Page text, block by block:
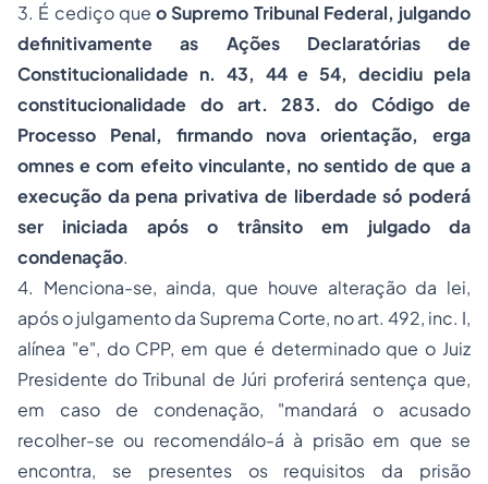
3. É cediço que o Supremo Tribunal Federal, julgando
definitivamente as Ações Declaratórias de
Constitucionalidade n. 43, 44 e 54, decidiu pela
constitucionalidade do art. 283. do Código de
Processo Penal, firmando nova orientação, erga
omnes e com efeito vinculante, no sentido de que a
execução da pena privativa de liberdade só poderá
ser iniciada após o trânsito em julgado da
condenação.
4. Menciona-se, ainda, que houve alteração da lei,
após o julgamento da Suprema Corte, no art. 492, inc. I,
alínea "e", do CPP, em que é determinado que o Juiz
Presidente do Tribunal de Júri proferirá sentença que,
em caso de condenação, "mandará o acusado
recolher-se ou recomendálo-á à prisão em que se
encontra, se presentes os requisitos da prisão